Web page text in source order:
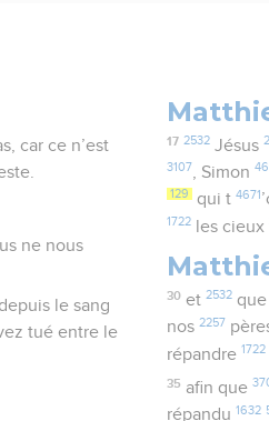
car ce n’est
ne nous
le sang
tué entre le
17 2532Jésus
3107, Simon
129 qui t4671
1722 les cieux
30 et 2532que
nos2257
répandre 1722
35 afin que
répandu 1632